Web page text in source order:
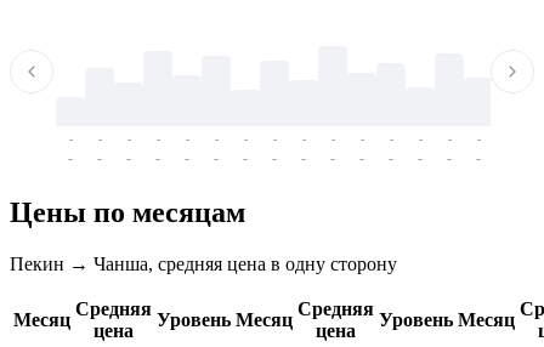
-
-
-
-
-
-
-
-
-
-
-
-
-
-
-
-
-
-
-
-
-
-
-
-
-
-
-
-
-
-
Цены по месяцам
Пекин → Чанша, средняя цена в одну сторону
Месяц
Средняя
цена
Уровень Месяц
Средняя
цена
Уровень Месяц